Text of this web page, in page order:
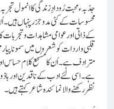
جذبہء محبت رُودادِ زندگی کا انمول
محسوسات کے کئی مدو جزر پنہاں
کے ذاتی اور عوامی مشاہدات و
قلبی واردات کو شعروں میں سمونا
مترادف ہے۔ اُن کا مسُجع کلام حساس
ہے۔ اسی لئے ادب کے ناقدین اور با
نظر رکھنے والا نمائندہ شاعر کہتے ہیں۔